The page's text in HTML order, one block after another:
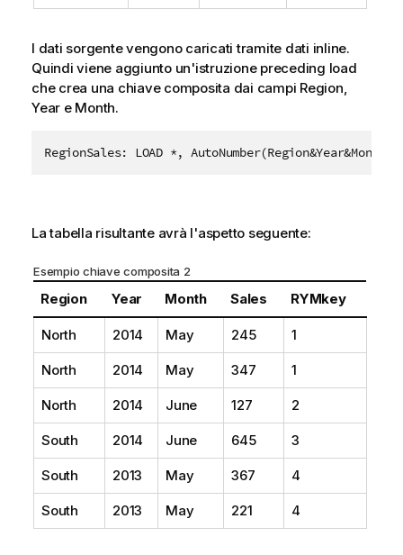
I dati sorgente vengono caricati tramite dati inline.
Quindi viene aggiunto un'istruzione preceding load
che crea una chiave composita dai campi Region
Year e Month.
La tabella risultante avrà l'aspetto seguente:
Esempio chiave composita 2
Region Year Month Sales RYMkey
North 2014 May 245 1
North 2014 May 347 1
North 2014 June 127 2
South 2014 June 645 3
South 2013 May 367 4
South 2013 May 221 4